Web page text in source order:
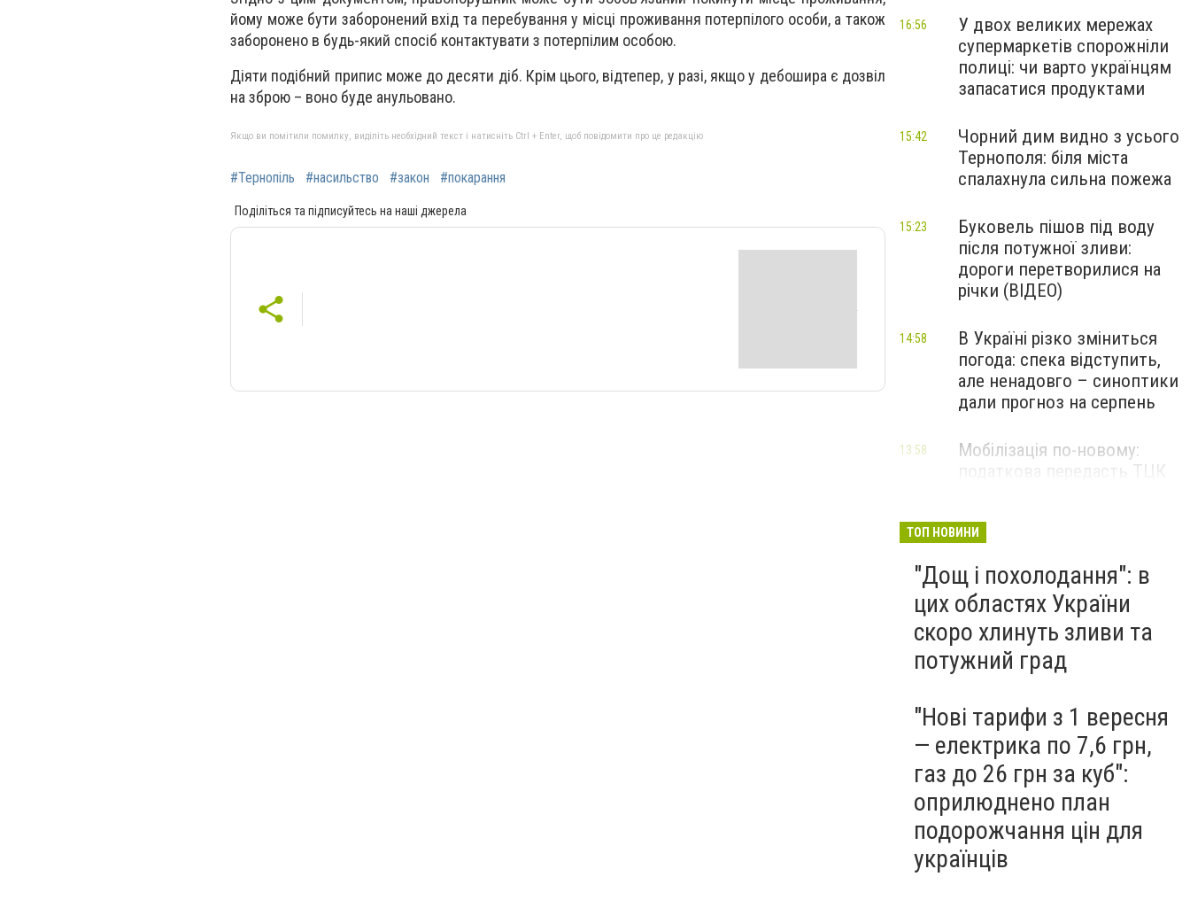
йому може бути заборонений вхід та перебування у місці проживання потерпілого особи, а також
заборонено в будь-який спосіб контактувати з потерпілим особою.
Діяти подібний припис може до десяти діб. Крім цього, відтепер, у разі, якщо у дебошира є дозвіл
на зброю – воно буде анульовано.
Якщо ви помітили помилку, виділіть необхідний текст і натисніть Ctrl + Enter, щоб повідомити про це редакцію
#Тернопіль #насильство #закон #покарання
Поділіться та підписуйтесь на наші джерела
У двох великих мережах
супермаркетів спорожніли
полиці: чи варто українцям
запасатися продуктами
16:56
Чорний дим видно з усього
Тернополя: біля міста
спалахнула сильна пожежа
15:42
Буковель пішов під воду
після потужної зливи:
дороги перетворилися на
річки (ВІДЕО)
15:23
В Україні різко зміниться
погода: спека відступить,
але ненадовго – синоптики
дали прогноз на серпень
14:58
Мобілізація по-новому:
податкова передасть ТЦК
13:58
ТОП НОВИНИ
"Дощ і похолодання": в
цих областях України
скоро хлинуть зливи та
потужний град
"Нові тарифи з 1 вересня
— електрика по 7,6 грн,
газ до 26 грн за куб":
оприлюднено план
подорожчання цін для
українців